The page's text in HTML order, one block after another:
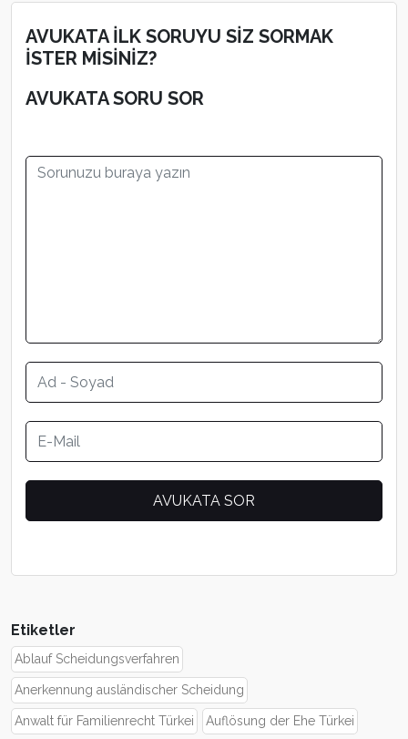
AVUKATA İLK SORUYU SİZ SORMAK
İSTER MİSİNİZ?
AVUKATA SORU SOR
Etiketler
Ablauf Scheidungsverfahren
Anerkennung ausländischer Scheidung
Anwalt für Familienrecht Türkei Auflösung der Ehe Türkei